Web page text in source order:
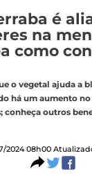
é
na
como
o vegetal ajuda a
há um aumento
conheça outros
2024 08h00